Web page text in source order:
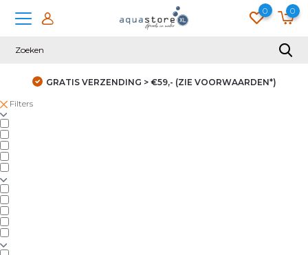
0 0
GRATIS VERZENDING > €59,- (ZIE VOORWAARDEN*)
Filters